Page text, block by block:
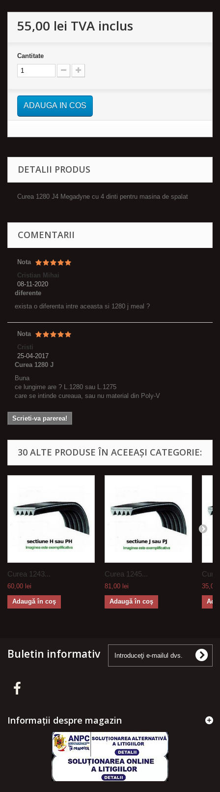
55,00 lei TVA inclus
Cantitate
ADAUGA IN COS
DETALII PRODUS
Curea 1280 J4 Megadyne cu 4 dinti pentru masina de spalat
COMENTARII
Nota
Cristian Mihai
08-11-2020
diferente
exista o diferenta intre aceasta si 1280 j meal ?
Nota
Cristi
25-04-2017
Curea 1280 J
Buna
ce lungime are ? L.1280 sau L.1275
care se intinde cureaua, sau nu material din Poly-V
Scrieti-va parerea!
30 ALTE PRODUSE ÎN ACEEAȘI CATEGORIE:
Curea 1243...
60,00 lei
Adaugă în coş
Curea 1245...
81,00 lei
Adaugă în coş
35,00
Buletin informativ
Informații despre magazin